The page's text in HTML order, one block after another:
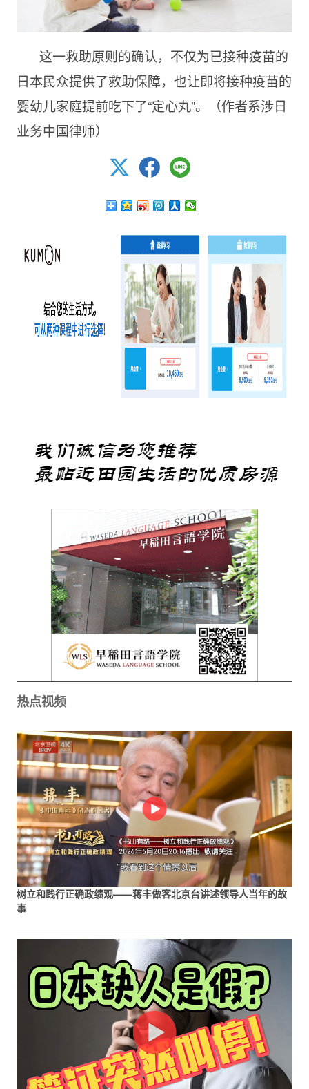
这一救助原则的确认，不仅为已接种疫苗的
日本民众提供了救助保障，也让即将接种疫苗的
婴幼儿家庭提前吃下了“定心丸”。（作者系涉日
业务中国律师）
热点视频
树立和践行正确政绩观——蒋丰做客北京台讲述领导人当年的故
事